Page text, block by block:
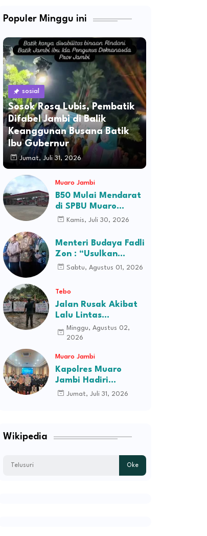
Populer Minggu ini
sosial
Sosok Rosa Lubis, Pembatik
Difabel Jambi di Balik
Keanggunan Busana Batik
Ibu Gubernur
Jumat, Juli 31, 2026
Muaro Jambi
B50 Mulai Mendarat
di SPBU Muaro
Jambi, Stok Ludes
Kamis, Juli 30, 2026
Menteri Budaya Fadli
Zon : “Usulkan
Perusahaan Itu
Sabtu, Agustus 01, 2026
Tebo
Jalan Rusak Akibat
Lalu Lintas
Kendaraan
Perusahaan,
Desa Kec Tebo Ilir
Bakal Blokade Jalan
Minggu, Agustus 02,
2026
Muaro Jambi
Kapolres Muaro
Jambi Hadiri
Pelantikan Pengurus
Jumat, Juli 31, 2026
Wikipedia